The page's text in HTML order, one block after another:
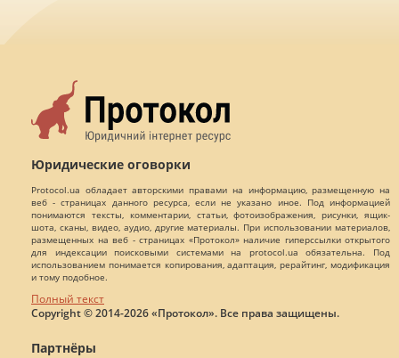
Юридические оговорки
Protocol.ua обладает авторскими правами на информацию, размещенную на
веб - страницах данного ресурса, если не указано иное. Под информацией
понимаются тексты, комментарии, статьи, фотоизображения, рисунки, ящик-
шота, сканы, видео, аудио, другие материалы. При использовании материалов,
размещенных на веб - страницах «Протокол» наличие гиперссылки открытого
для индексации поисковыми системами на protocol.ua обязательна. Под
использованием понимается копирования, адаптация, рерайтинг, модификация
и тому подобное.
Полный текст
Copyright © 2014-2026 «Протокол». Все права защищены.
Партнёры